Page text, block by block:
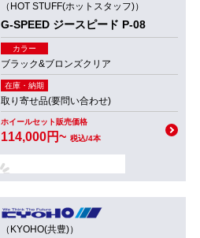
（HOT STUFF(ホットスタッフ)）
G-SPEED ジースピード P-08
カラー
ブラック&ブロンズクリア
在庫・納期
取り寄せ品(要問い合わせ)
ホイールセット販売価格
114,000円~ 税込/4本
（KYOHO(共豊)）